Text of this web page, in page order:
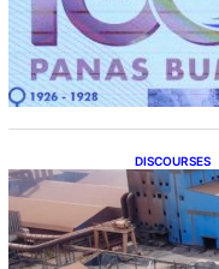
DISCOURSES
Manfaat
Perlu